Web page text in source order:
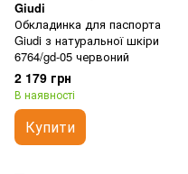
Giudi
Обкладинка для паспорта
Giudi з натуральної шкіри
6764/gd-05 червоний
2 179 грн
В наявності
Купити